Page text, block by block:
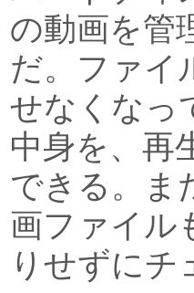
の動画を管
だ。ファイ
せなくなっ
中身を、再
できる。ま
画ファイル
りせずにチ